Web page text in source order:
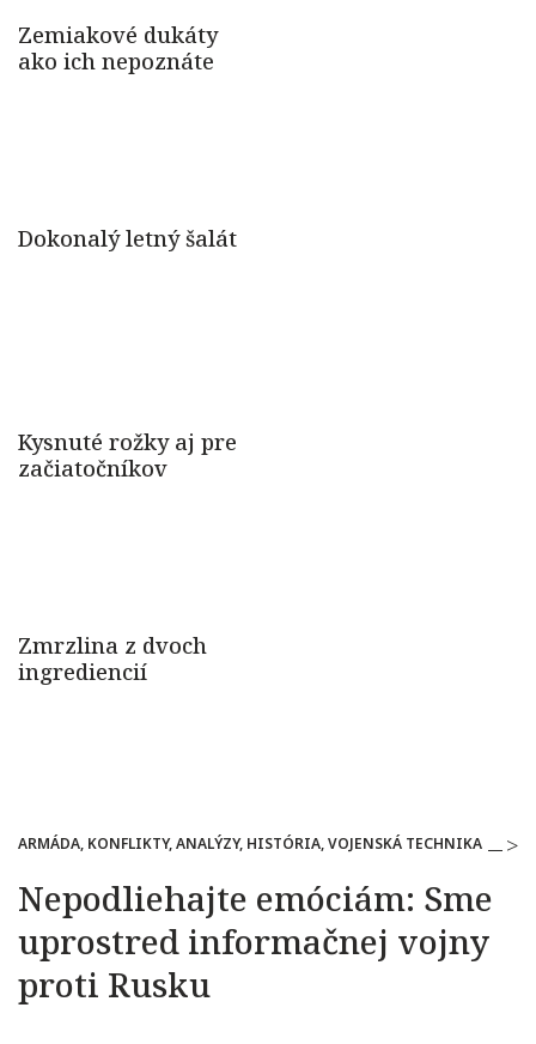
ARMÁDA, KONFLIKTY, ANALÝZY, HISTÓRIA, VOJENSKÁ TECHNIKA